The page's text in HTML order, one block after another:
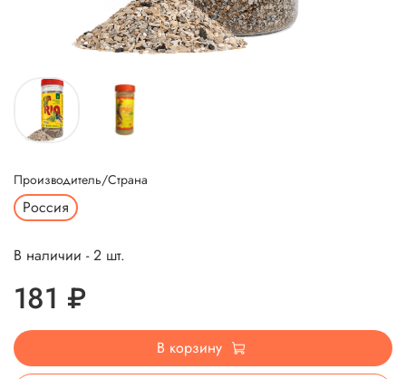
Производитель/Страна
Россия
В наличии - 2 шт.
181 ₽
В корзину